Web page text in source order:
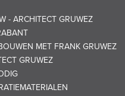
- ARCHITECT GRUWEZ
MET FRANK GRUWEZ
GRUWEZ